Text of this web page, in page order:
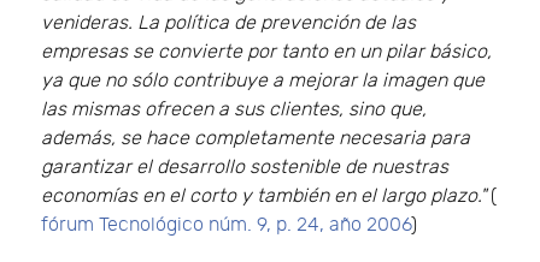
venideras. La política de prevención de las
empresas se convierte por tanto en un pilar básico,
ya que no sólo contribuye a mejorar la imagen que
las mismas ofrecen a sus clientes, sino que,
además, se hace completamente necesaria para
garantizar el desarrollo sostenible de nuestras
economías en el corto y también en el largo plazo."(
fórum Tecnológico núm. 9, p. 24, año 2006)